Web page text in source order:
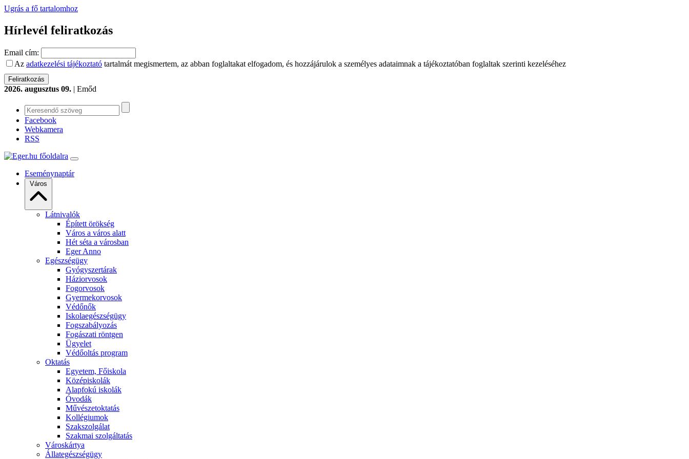
Ugrás a fő tartalomhoz
Hírlevél feliratkozás
Email cím:
Az adatkezelési tájékoztató tartalmát megismertem, az abban foglaltakat elfogadom, és hozzájárulok a személyes adataimnak a tájékoztatóban foglaltak szerinti kezeléséhez
2026. augusztus 09. | Emőd
Facebook
Webkamera
RSS
Eseménynaptár
Város
Látnivalók
Épített örökség
Város a város alatt
Hét séta a városban
Eger Anno
Egészségügy
Gyógyszertárak
Háziorvosok
Fogorvosok
Gyermekorvosok
Védőnők
Iskolaegészségügy
Fogszabályozás
Fogászati röntgen
Ügyelet
Védőoltás program
Oktatás
Egyetem, Főiskola
Középiskolák
Alapfokú iskolák
Óvodák
Művészetoktatás
Kollégiumok
Szakszolgálat
Szakmai szolgáltatás
Városkártya
Állategészségügy